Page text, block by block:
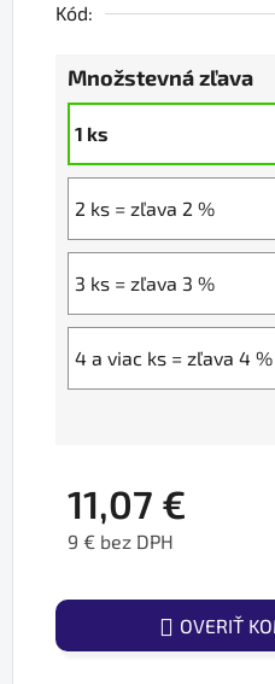
Kód:
Množstevná zľava
1 ks
2 ks = zľava 2 %
3 ks = zľava 3 %
4 a viac ks = zľava 4 %
11,07 €
9 € bez DPH
OVERIŤ